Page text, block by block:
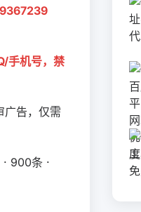
9367239
手机号，禁
广告，仅需
· 900条 ·